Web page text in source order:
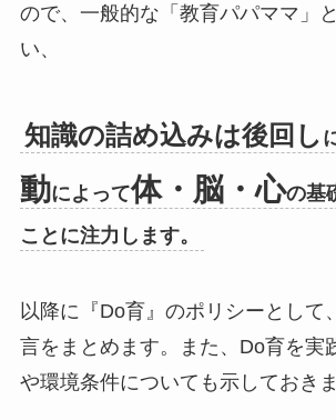
ので、一般的な「教育パパママ」
い、
知識の詰め込みは後回し
動によって体・脳・心の基
ことに注力します。
以降に『Do育』のポリシーとして
言をまとめます。また、Do育を実
や環境条件についても示しておきま